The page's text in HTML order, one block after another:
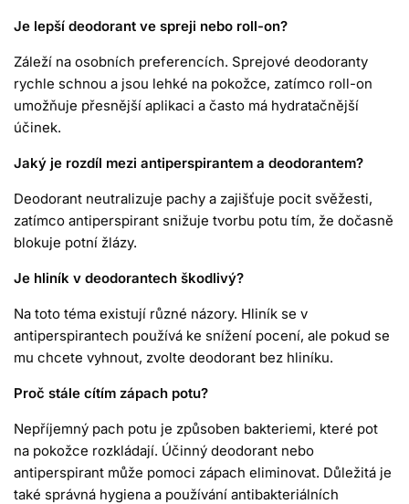
Je lepší deodorant ve spreji nebo roll-on?
Záleží na osobních preferencích. Sprejové deodoranty
rychle schnou a jsou lehké na pokožce, zatímco roll-on
umožňuje přesnější aplikaci a často má hydratačnější
účinek.
Jaký je rozdíl mezi antiperspirantem a deodorantem?
Deodorant neutralizuje pachy a zajišťuje pocit svěžesti,
zatímco antiperspirant snižuje tvorbu potu tím, že dočasně
blokuje potní žlázy.
Je hliník v deodorantech škodlivý?
Na toto téma existují různé názory. Hliník se v
antiperspirantech používá ke snížení pocení, ale pokud se
mu chcete vyhnout, zvolte deodorant bez hliníku.
Proč stále cítím zápach potu?
Nepříjemný pach potu je způsoben bakteriemi, které pot
na pokožce rozkládají. Účinný deodorant nebo
antiperspirant může pomoci zápach eliminovat. Důležitá je
také správná hygiena a používání antibakteriálních